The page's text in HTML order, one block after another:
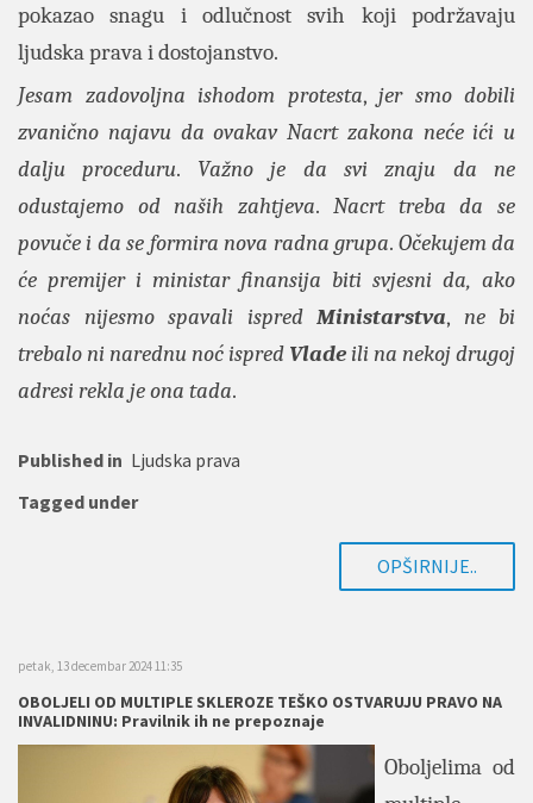
pokazao snagu i odlučnost svih koji podržavaju
ljudska prava i dostojanstvo.
Jesam zadovoljna ishodom protesta, jer smo dobili
zvanično najavu da ovakav Nacrt zakona neće ići u
dalju proceduru. Važno je da svi znaju da ne
odustajemo od naših zahtjeva. Nacrt treba da se
povuče i da se formira nova radna grupa. Očekujem da
će premijer i ministar finansija biti svjesni da, ako
noćas nijesmo spavali ispred Ministarstva, ne bi
trebalo ni narednu noć ispred Vladeili na nekoj drugoj
adresi rekla je ona tada.
Published in Ljudska prava
Tagged under
OPŠIRNIJE..
petak, 13 decembar 2024 11:35
OBOLJELI OD MULTIPLE SKLEROZE TEŠKO OSTVARUJU PRAVO NA
INVALIDNINU: Pravilnik ih ne prepoznaje
Oboljelima od